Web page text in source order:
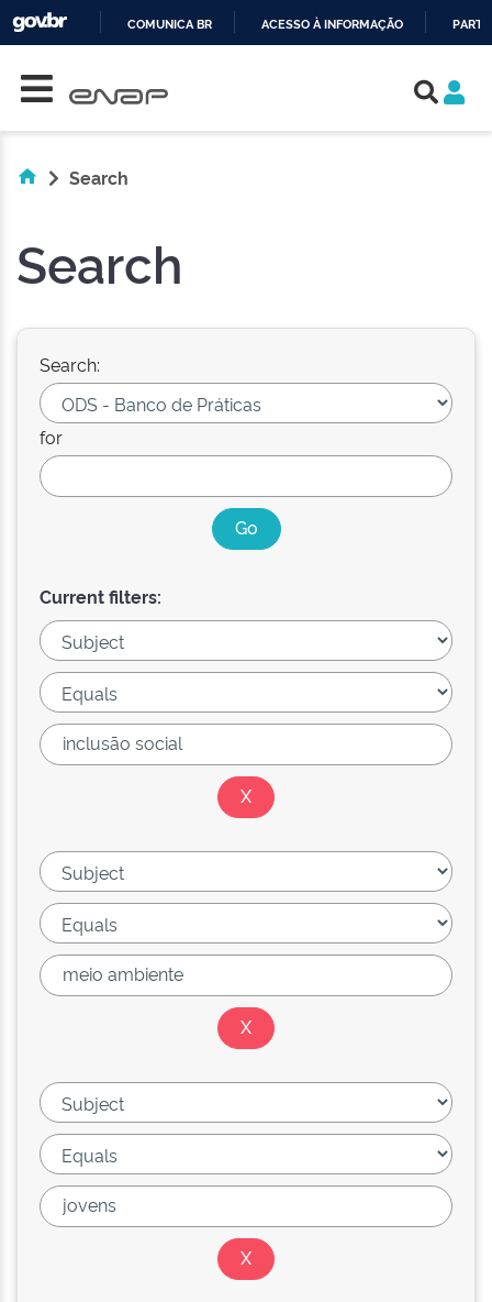
COMUNICA BR ACESSO À INFORMAÇÃO
Search
Search
Search:
for
Current filters: